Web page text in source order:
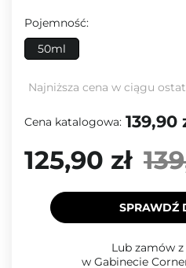
Pojemność:
50ml
Najniższa cena w ciągu
Cena katalogowa: 139,90
125,90 zł
SPRAWDŹ
Lub zamów
w Gabinecie